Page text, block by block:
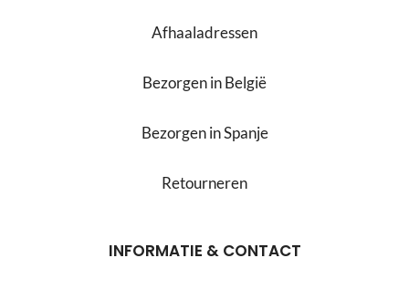
Afhaaladressen
Bezorgen in België
Bezorgen in Spanje
Retourneren
INFORMATIE & CONTACT